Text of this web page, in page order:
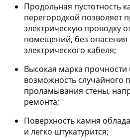
Продольная пустотность
перегородкой позволяет
электрическую проводку
помещений, без
электрического кабеля;
Высокая марка прочности
возможность случайного
проламывания стены,
ремонта;
Поверхность камня
и легко штукатурится;